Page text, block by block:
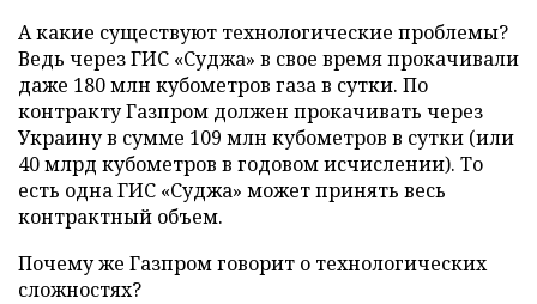
А какие существуют технологические проблемы?
Ведь через ГИС «Суджа» в свое время прокачивали
даже 180 млн кубометров газа в сутки. По
контракту Газпром должен прокачивать через
Украину в сумме 109 млн кубометров в сутки (или
40 млрд кубометров в годовом исчислении). То
есть одна ГИС «Суджа» может принять весь
контрактный объем.
Почему же Газпром говорит о технологических
сложностях?